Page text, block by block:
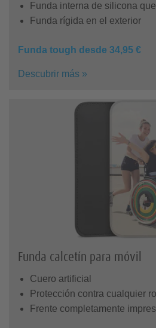
Funda interna de silicona
Funda rígida en el exterior
Funda tough desde 34,95 €
Descubrir más »
Funda calcetín para móvil
Cuero artificial
Protección contra cualquier
Frente completamente